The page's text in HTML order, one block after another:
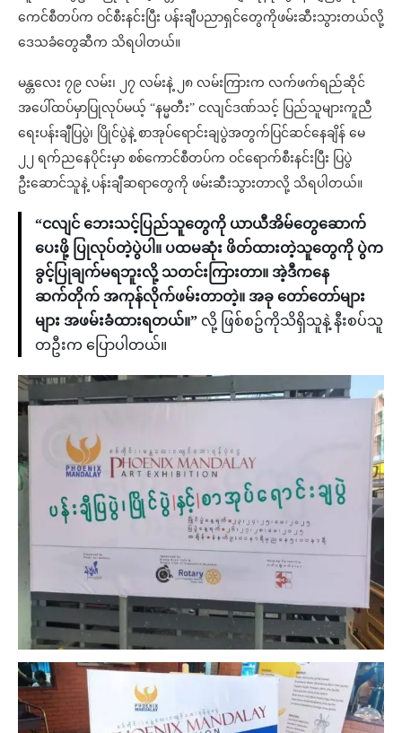
ကေင်စီတပ်က ဝင်စီးနင်းပြီး ပန်းချီပညာရှင်တွေကိုဖမ်းဆီးသွားတယ်လို့
ဒေသခံတွေဆီက သိရပါတယ်။
မန္တလေး ၇၉ လမ်း၊ ၂၇ လမ်းနဲ့ ၂၈ လမ်းကြားက လက်ဖက်ရည်ဆိုင်
အပေါ်ထပ်မှာပြုလုပ်မယ့် “နမ္မတီး” ငလျင်ဒဏ်သင့် ပြည်သူများကူညီ
ရေးပန်းချီပြပွဲ၊ ပြိုင်ပွဲနဲ့ စာအုပ်ရောင်းချပွဲအတွက်ပြင်ဆင်နေချိန် မေ
၂၂ ရက်ညနေပိုင်းမှာ စစ်ကောင်စီတပ်က ဝင်ရောက်စီးနင်းပြီး ပြပွဲ
ဦးဆောင်သူနဲ့ ပန်းချီဆရာတွေကို ဖမ်းဆီးသွားတာလို့ သိရပါတယ်။
“ငလျင် ဘေးသင့်ပြည်သူတွေကို ယာယီအိမ်တွေဆောက်
ပေးဖို့ ပြုလုပ်တဲ့ပွဲပါ။ ပထမဆုံး ဖိတ်ထားတဲ့သူတွေကို ပွဲက
ခွင့်ပြုချက်မရဘူးလို့ သတင်းကြားတာ။ အဲ့ဒီကနေ
‌‌‌‌‌‌‌‌‌‌‌‌‌‌‌‌‌‌‌‌‌‌ဆက်တိုက် အကုန်လိုက်ဖမ်းတာတဲ့။ အခု တော်တော်များ
များ အဖမ်းခံထားရတယ်။” လို့ ဖြစ်စဥ်ကိုသိရှိသူနဲ့ နီးစပ်သူ
တဦးက ပြောပါတယ်။